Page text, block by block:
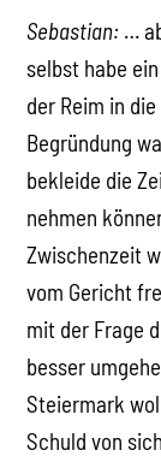
Sebastian: …
selbst habe
der Reim in
Begründung
bekleide die
nehmen
Zwischenzeit
vom Gericht
mit der Frage
besser
Steiermark
Schuld von